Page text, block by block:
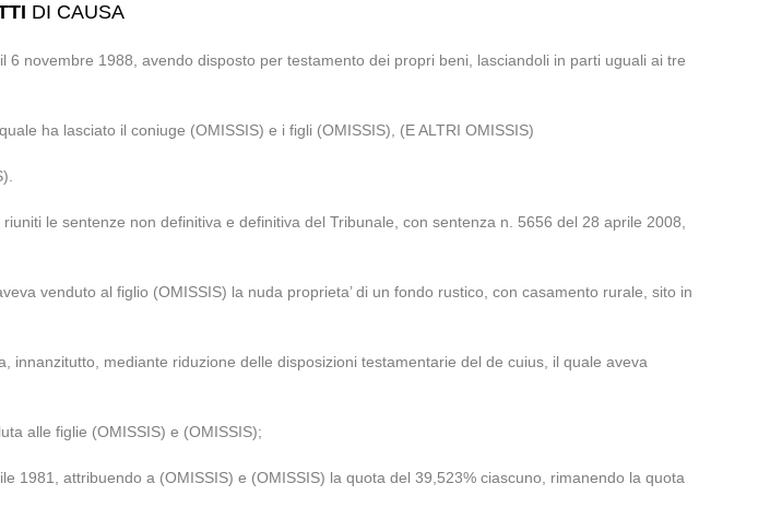
DI CAUSA
novembre 1988, avendo disposto per testamento dei propri beni, lasciandoli in parti uguali ai tre
ha lasciato il coniuge (OMISSIS) e i figli (OMISSIS), (E ALTRI OMISSIS)
le sentenze non definitiva e definitiva del Tribunale, con sentenza n. 5656 del 28 aprile 2008,
venduto al figlio (OMISSIS) la nuda proprieta’ di un fondo rustico, con casamento rurale, sito in
mediante riduzione delle disposizioni testamentarie del de cuius, il quale aveva
alle figlie (OMISSIS) e (OMISSIS);
1981, attribuendo a (OMISSIS) e (OMISSIS) la quota del 39,523% ciascuno, rimanendo la quota